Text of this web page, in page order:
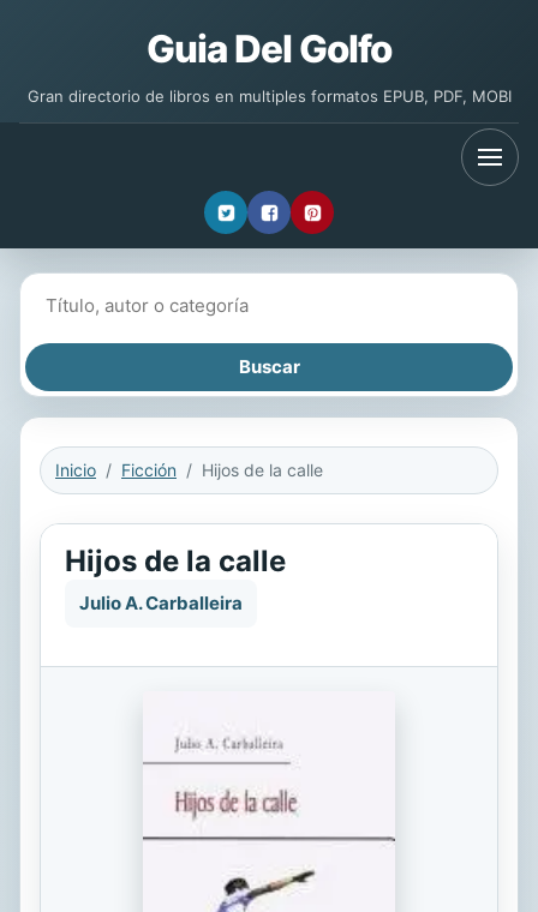
Guia Del Golfo
Gran directorio de libros en multiples formatos EPUB, PDF, MOBI
Inicio Ficción Hijos de la calle
Hijos de la calle
Julio A. Carballeira